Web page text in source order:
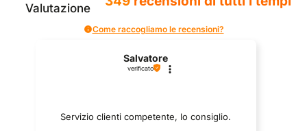
Valutazione
Come raccogliamo le recensioni?
Salvatore
verificato
Servizio clienti competente, lo consiglio.